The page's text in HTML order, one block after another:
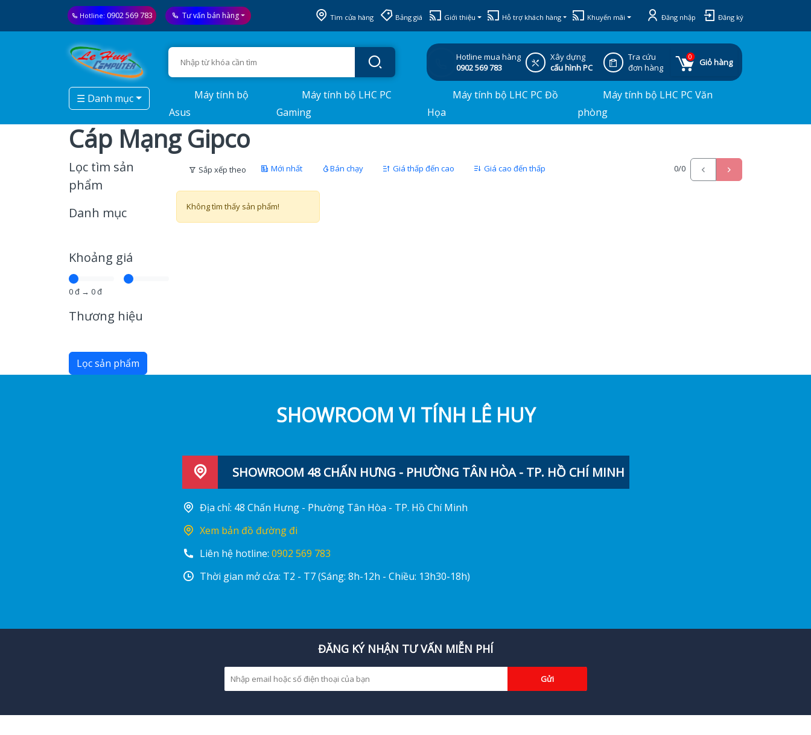
Hotline: 0902 569 783 Tư vấn bán hàng Tìm cửa hàng Bảng giá Giới thiệu Hỗ trợ khách hàng Khuyến mãi Đăng nhập Đăng ký
Hotline mua hàng
0902 569 783
Xây dựng
cấu hình PC
Tra cứu
đơn hàng
0
Giỏ hàng
☰ Danh mục
Máy tính bộ
Asus
Máy tính bộ LHC PC
Gaming
Máy tính bộ LHC PC Đồ
Họa
Máy tính bộ LHC PC Văn
phòng
Cáp Mạng Gipco
Lọc tìm sản
phẩm
Danh mục
Khoảng giá
0đ → 0đ
Thương hiệu
Lọc sản phẩm
Sắp xếp theo Mới nhất Bán chạy Giá thấp đến cao Giá cao đến thấp 0/0
Không tìm thấy sản phẩm!
SHOWROOM VI TÍNH LÊ HUY
SHOWROOM 48 CHẤN HƯNG - PHƯỜNG TÂN HÒA - TP. HỒ CHÍ MINH
Địa chỉ: 48 Chấn Hưng - Phường Tân Hòa - TP. Hồ Chí Minh
Xem bản đồ đường đi
Liên hệ hotline: 0902 569 783
Thời gian mở cửa: T2 - T7 (Sáng: 8h-12h - Chiều: 13h30-18h)
ĐĂNG KÝ NHẬN TƯ VẤN MIỄN PHÍ
Gửi